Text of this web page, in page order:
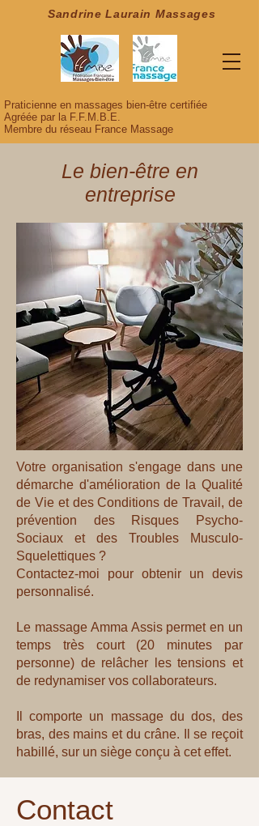
Praticienne en massages bien-être certifiée
Agréée par la F.F.M.B.E.
Membre du réseau France Massage
Sandrine Laurain Massages
Le bien-être en
entreprise
Votre organisation s'engage dans une
démarche d'amélioration de la Qualité
de Vie et des Conditions de Travail, de
prévention des Risques Psycho-
Sociaux et des Troubles Musculo-
Squelettiques ?
Contactez-moi pour obtenir un devis
personnalisé.
Le massage Amma Assis permet en un
temps très court (20 minutes par
personne) de relâcher les tensions et
de redynamiser vos collaborateurs.
Il comporte un massage du dos, des
bras, des mains et du crâne. Il se reçoit
habillé, sur un siège conçu à cet effet.
Contact